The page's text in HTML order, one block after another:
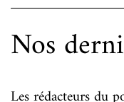
Nos